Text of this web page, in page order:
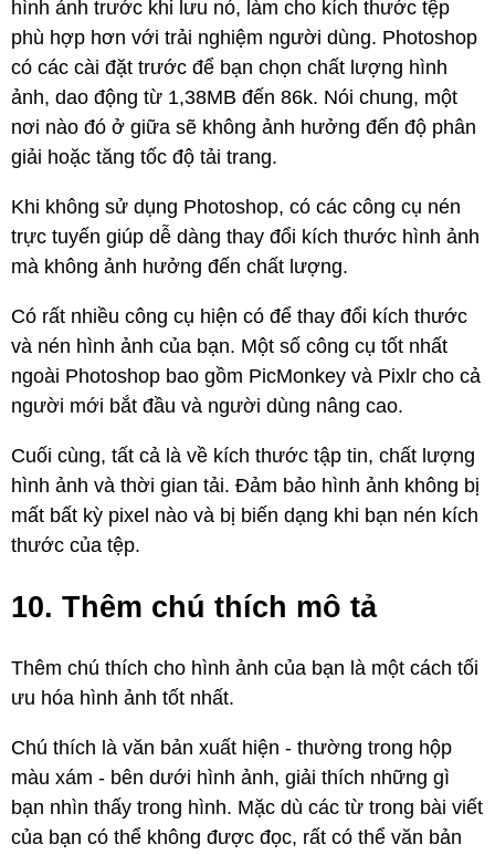
hình ảnh trước khi lưu nó, làm cho kích thước tệp
phù hợp hơn với trải nghiệm người dùng. Photoshop
có các cài đặt trước để bạn chọn chất lượng hình
ảnh, dao động từ 1,38MB đến 86k. Nói chung, một
nơi nào đó ở giữa sẽ không ảnh hưởng đến độ phân
giải hoặc tăng tốc độ tải trang.
Khi không sử dụng Photoshop, có các công cụ nén
trực tuyến giúp dễ dàng thay đổi kích thước hình ảnh
mà không ảnh hưởng đến chất lượng.
Có rất nhiều công cụ hiện có để thay đổi kích thước
và nén hình ảnh của bạn. Một số công cụ tốt nhất
ngoài Photoshop bao gồm PicMonkey và Pixlr cho cả
người mới bắt đầu và người dùng nâng cao.
Cuối cùng, tất cả là về kích thước tập tin, chất lượng
hình ảnh và thời gian tải. Đảm bảo hình ảnh không bị
mất bất kỳ pixel nào và bị biến dạng khi bạn nén kích
thước của tệp.
10. Thêm chú thích mô tả
Thêm chú thích cho hình ảnh của bạn là một cách tối
ưu hóa hình ảnh tốt nhất.
Chú thích là văn bản xuất hiện - thường trong hộp
màu xám - bên dưới hình ảnh, giải thích những gì
bạn nhìn thấy trong hình. Mặc dù các từ trong bài viết
của bạn có thể không được đọc, rất có thể văn bản